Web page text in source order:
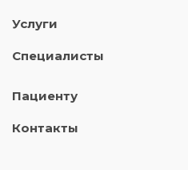
Услуги
Специалисты
Пациенту
Контакты